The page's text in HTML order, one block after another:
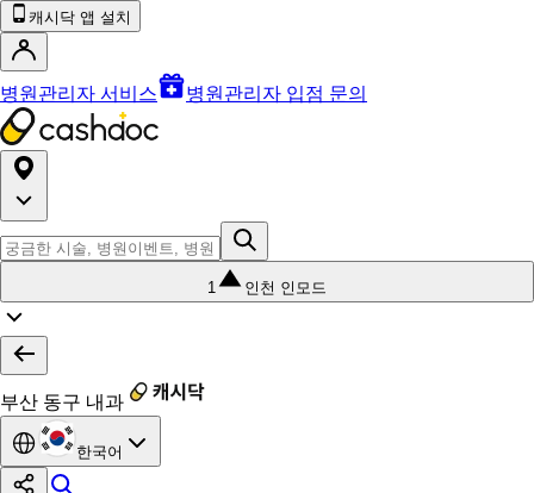
캐시닥 앱 설치
병원관리자 서비스 병원관리자 입점 문의
1 인천 인모드
부산 동구 내과
한국어